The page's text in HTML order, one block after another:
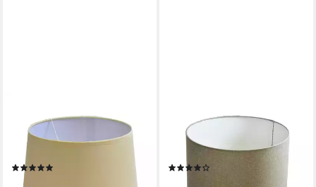
Lampenschirm Lampenschirm
rund aus Stoff H 18 x Ø 30
cm für Tisch - Stehlampen
11,99 €
Lampenschirm Lampenschirm
Ø 20 x 15 cm leinen
Zylinderförmig